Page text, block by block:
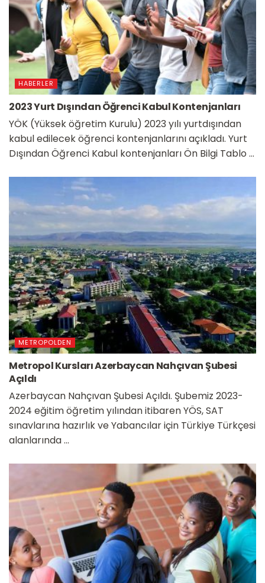
HABERLER
2023 Yurt Dışından Öğrenci Kabul Kontenjanları
YÖK (Yüksek öğretim Kurulu) 2023 yılı yurtdışından
kabul edilecek öğrenci kontenjanlarını açıkladı. Yurt
Dışından Öğrenci Kabul kontenjanları Ön Bilgi Tablo ...
METROPOLDEN
Metropol Kursları Azerbaycan Nahçıvan Şubesi
Açıldı
Azerbaycan Nahçıvan Şubesi Açıldı. Şubemiz 2023-
2024 eğitim öğretim yılından itibaren YÖS, SAT
sınavlarına hazırlık ve Yabancılar için Türkiye Türkçesi
alanlarında ...